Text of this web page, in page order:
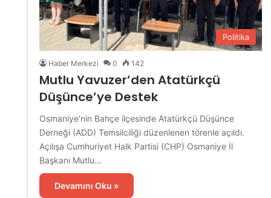
Politika
Haber Merkezi 0 142
Mutlu Yavuzer’den Atatürkçü
Düşünce’ye Destek
Osmaniye’nin Bahçe ilçesinde Atatürkçü Düşünce
Derneği (ADD) Temsilciliği düzenlenen törenle açıldı.
Açılışa Cumhuriyet Halk Partisi (CHP) Osmaniye İl
Başkanı Mutlu…
Devamını Oku »